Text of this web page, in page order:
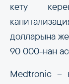
кету
долларына
90 000-нан
Medtronic –